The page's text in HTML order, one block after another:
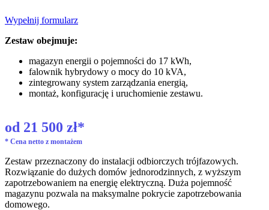
Wypełnij formularz
Zestaw obejmuje:
magazyn energii o pojemności do 17 kWh,
falownik hybrydowy o mocy do 10 kVA,
zintegrowany system zarządzania energią,
montaż, konfigurację i uruchomienie zestawu.
od 21 500 zł*
* Cena netto z montażem
Zestaw przeznaczony do instalacji odbiorczych trójfazowych.
Rozwiązanie do dużych domów jednorodzinnych, z wyższym
zapotrzebowaniem na energię elektryczną. Duża pojemność
magazynu pozwala na maksymalne pokrycie zapotrzebowania
domowego.